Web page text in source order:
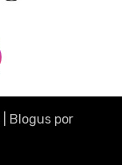
Blogus por